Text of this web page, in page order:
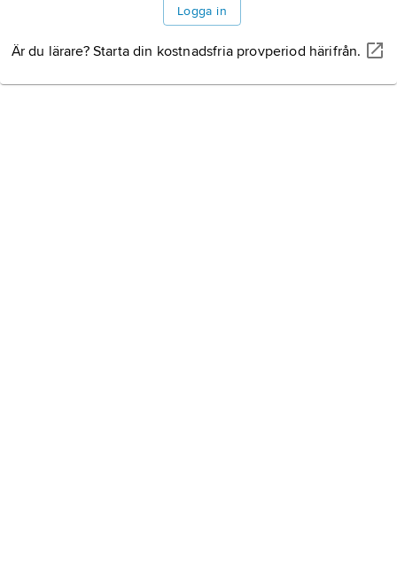
Logga in
Är du lärare? Starta din kostnadsfria provperiod härifrån.